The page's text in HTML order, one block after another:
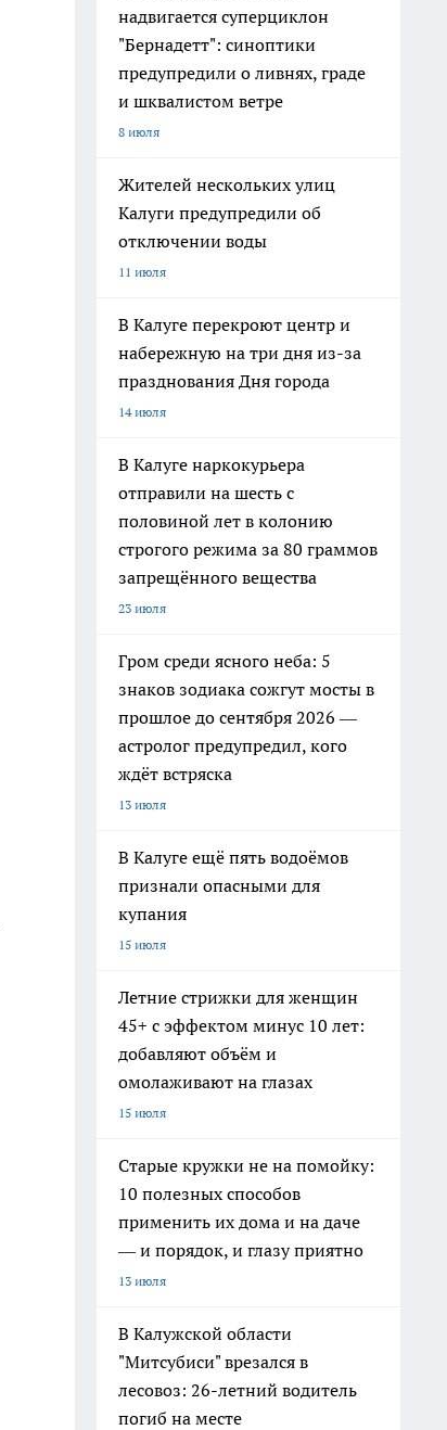
надвигается суперциклон
"Бернадетт": синоптики
предупредили о ливнях, граде
и шквалистом ветре
8 июля
Жителей нескольких улиц
Калуги предупредили об
отключении воды
11 июля
В Калуге перекроют центр и
набережную на три дня из-за
празднования Дня города
14 июля
В Калуге наркокурьера
отправили на шесть с
половиной лет в колонию
строгого режима за 80 граммов
запрещённого вещества
23 июля
Гром среди ясного неба: 5
знаков зодиака сожгут мосты в
прошлое до сентября 2026 —
астролог предупредил, кого
ждёт встряска
13 июля
В Калуге ещё пять водоёмов
признали опасными для
купания
15 июля
Летние стрижки для женщин
45+ с эффектом минус 10 лет:
добавляют объём и
омолаживают на глазах
15 июля
Старые кружки не на помойку:
10 полезных способов
применить их дома и на даче
— и порядок, и глазу приятно
13 июля
В Калужской области
"Митсубиси" врезался в
лесовоз: 26-летний водитель
погиб на месте